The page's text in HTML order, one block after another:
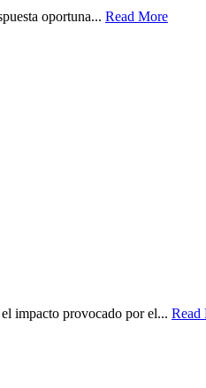
oportuna... Read More
impacto provocado por el... Read